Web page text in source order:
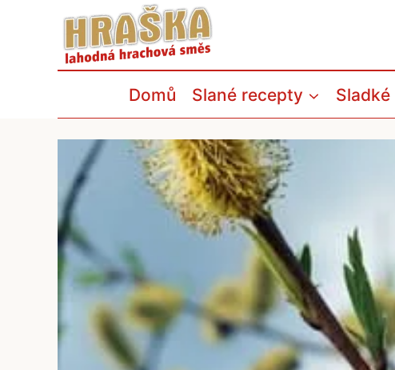
Domů Slané recepty